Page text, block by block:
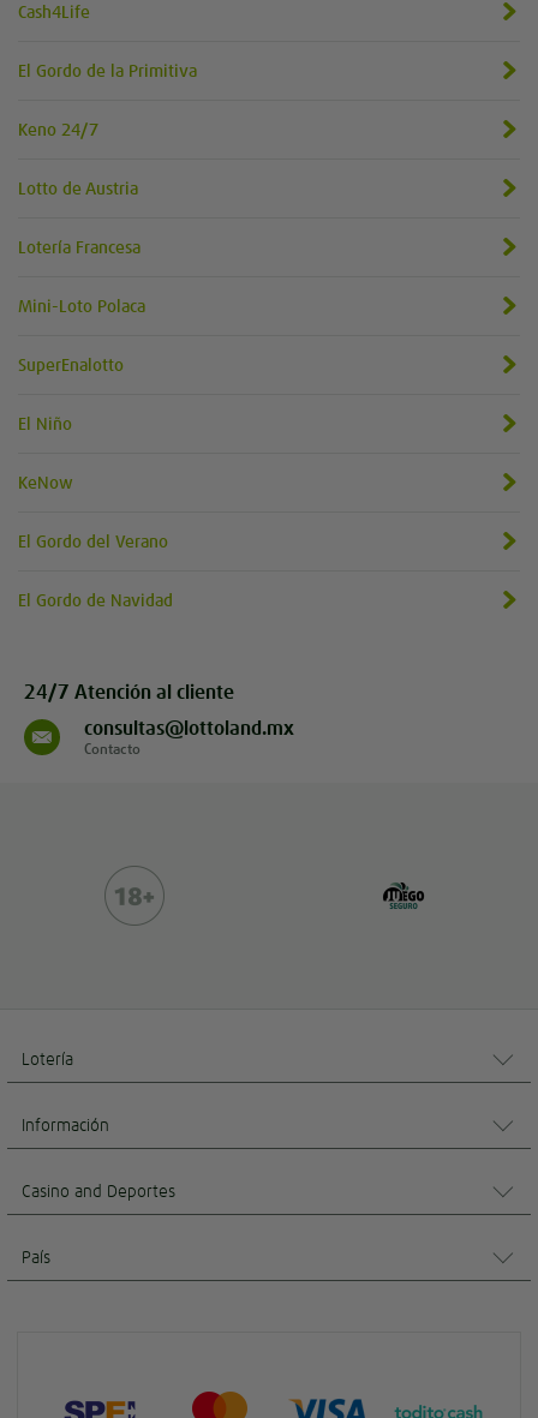
Cash4Life
El Gordo de la Primitiva
Keno 24/7
Lotto de Austria
Lotería Francesa
Mini-Loto Polaca
SuperEnalotto
El Niño
KeNow
El Gordo del Verano
El Gordo de Navidad
24/7 Atención al cliente
consultas@lottoland.mx
Contacto
Lotería
Información
Casino and Deportes
País